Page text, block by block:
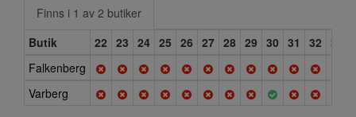
Finns i 1 av 2 butiker
Butik
22 23 24 25 26 27 28 29 30 31 32 33
Falkenberg
Varberg